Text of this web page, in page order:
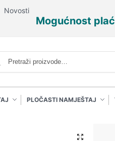
Novosti
Mogućnost
PLOČASTI NAMJEŠTAJ